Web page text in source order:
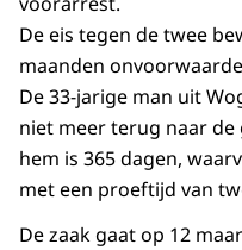
De eis tegen de twee
maanden
De 33-jarige man uit
niet meer terug naar de
hem is 365 dagen,
met een proeftijd van
De zaak gaat op 12